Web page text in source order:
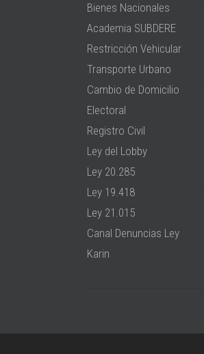
Bienes Nacionales
Academia SUBDERE
Restricción Vehicular
Transporte Urbano
Cambio de Domicilio
Electoral
Registro Civil
Ley del Lobby
Ley 20.285
Ley 19.418
Ley 21.015
Canal Denuncias Ley
Karin